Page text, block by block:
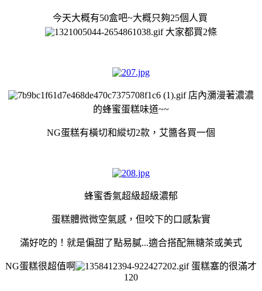
今天大概有50盒吧~大概只夠25個人買
大家都買2條
店內瀰漫著濃濃
的蜂蜜蛋糕味道~~
NG蛋糕有橫切和縱切2款，艾醬各買一個
蜂蜜香氣超級超級濃郁
蛋糕體微微空氣感，但咬下的 口感紮實
滿好吃的！就是偏甜了點易膩...適合搭配無糖茶或美式
NG蛋糕很超值啊
蛋糕塞的很滿才
120